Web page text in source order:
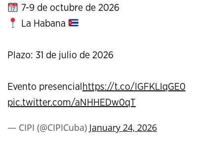
7-9 de octubre de 2026
La Habana
Plazo: 31 de julio de 2026
Evento presencial https://t.co/IGFKLIqGE0
pic.twitter.com/aNHHEDw0qT
— CIPI (@CIPICuba) January 24, 2026